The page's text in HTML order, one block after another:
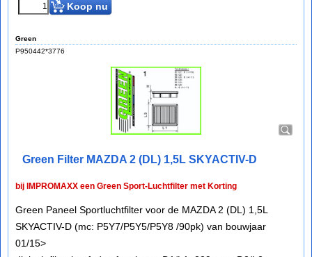
Koop nu
Green
P950442*3776
Green Filter MAZDA 2 (DL) 1,5L SKYACTIV-D
bij IMPROMAXX een Green Sport-Luchtfilter met Korting
Green Paneel Sportluchtfilter voor de MAZDA 2 (DL) 1,5L
SKYACTIV-D (mc: P5Y7/P5Y5/P5Y8 /90pk) van bouwjaar
01/15>